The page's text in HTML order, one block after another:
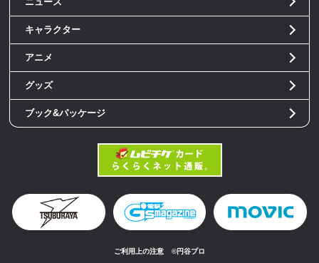
キャラクター
アニメ
グッズ
ブック&パッケージ
ご利用上の注意 ©円谷プロ